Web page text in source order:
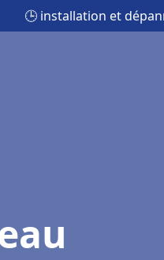
🕒 installation et